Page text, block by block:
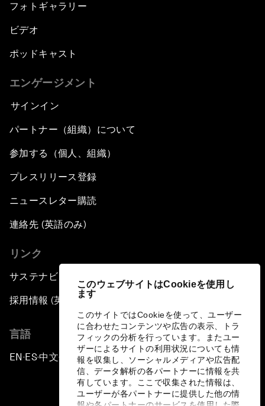
このウェブサイトはCookieを使用し
ます
このサイトではCookieを使って、ユーザー
に合わせたコンテンツや広告の表示、トラ
フィックの分析を行っています。またユー
ザーによるサイトの利用状況についても情
報を収集し、ソーシャルメディアや広告配
信、データ解析の各パートナーに情報を共
有しています。ここで収集された情報は、
ユーザーが各パートナーに提供した他の情
フォトギャラリー
ビデオ
ポッドキャスト
エンゲージメント
サインイン
パートナー（組織）について
参加する（個人、組織）
プレスリリース登録
ニュースレター購読
連絡先 (英語のみ)
リンク
サステナビリティへの取り組み
採用情報 (英語のみ)
言語
EN ▪ES▪中文▪ 日本語